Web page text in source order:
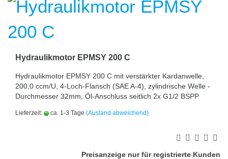
Hydraulikmotor EPMSY 200 C
Hydraulikmotor EPMSY 200 C mit verstärkter Kardanwelle,
200,0 ccm/U, 4-Loch-Flansch (SAE A-4), zylindrische Welle -
Durchmesser 32mm, Öl-Anschluss seitlich 2x G1/2 BSPP
Lieferzeit: ca. 1-3 Tage (Ausland abweichend)
Preisanzeige nur für registrierte Kunden